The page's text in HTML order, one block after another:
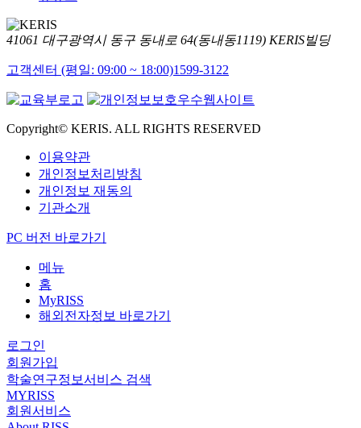
41061 대구광역시 동구 동내로 64(동내동1119) KERIS빌딩
고객센터 (평일: 09:00 ~ 18:00)1599-3122
Copyright© KERIS. ALL RIGHTS RESERVED
이용약관
개인정보처리방침
개인정보 재동의
기관소개
PC 버전 바로가기
메뉴
홈
MyRISS
해외전자정보 바로가기
로그인
회원가입
학술연구정보서비스 검색
MYRISS
회원서비스